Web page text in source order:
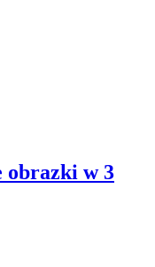
obrazki w 3